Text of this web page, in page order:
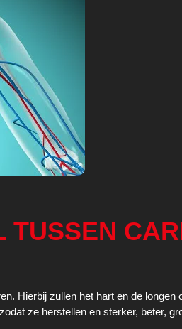
TUSSEN
Hierbij zullen het hart en de
ze herstellen en sterker, beter,